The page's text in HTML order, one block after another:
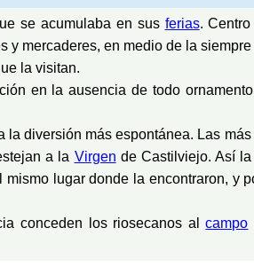
se acumulaba en sus ferias.
y mercaderes, en medio de la
la visitan.
en la ausencia de todo
diversión más espontánea. Las
a la Virgen de Castilviejo. Así
lugar donde la encontraron, y
conceden los riosecanos alcampo